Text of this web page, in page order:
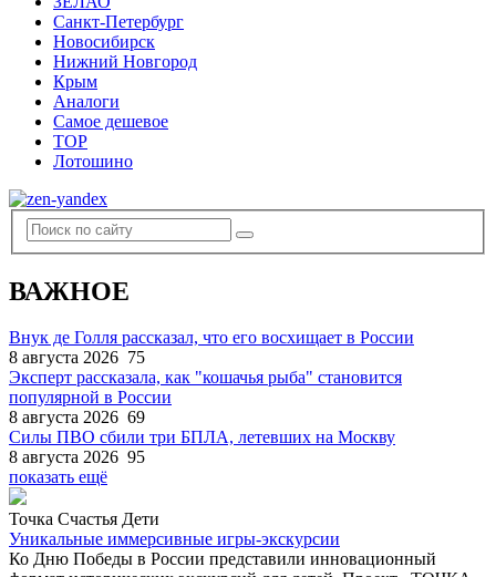
Санкт-Петербург
Новосибирск
Нижний Новгород
Крым
Аналоги
Самое дешевое
TOP
Лотошино
ВАЖНОЕ
Внук де Голля рассказал, что его восхищает в России
8 августа 2026 75
Эксперт рассказала, как "кошачья рыба" становится
популярной в России
8 августа 2026 69
Силы ПВО сбили три БПЛА, летевших на Москву
8 августа 2026 95
показать ещё
Точка Счастья Дети
Уникальные иммерсивные игры-экскурсии
Ко Дню Победы в России представили инновационный